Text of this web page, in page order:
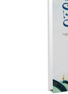
المفتاح السادس: ا...